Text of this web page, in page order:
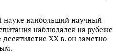
науке наибольший научный
наблюдался на рубеже
ХХ в. он заметно